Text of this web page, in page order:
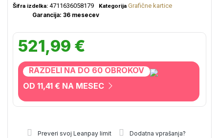
Šifra izdelka: 4711636058179 Kategorija Grafične kartice
Garancija: 36 mesecev
521,99 €
RAZDELI NA DO 60 OBROKOV
OD 11,41 € NA MESEC
Preveri svoj Leanpay limit Dodatna vprašanja?